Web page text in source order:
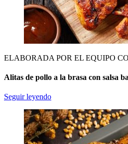
ELABORADA POR EL EQUIPO
Alitas de pollo a la brasa con salsa
Seguir leyendo